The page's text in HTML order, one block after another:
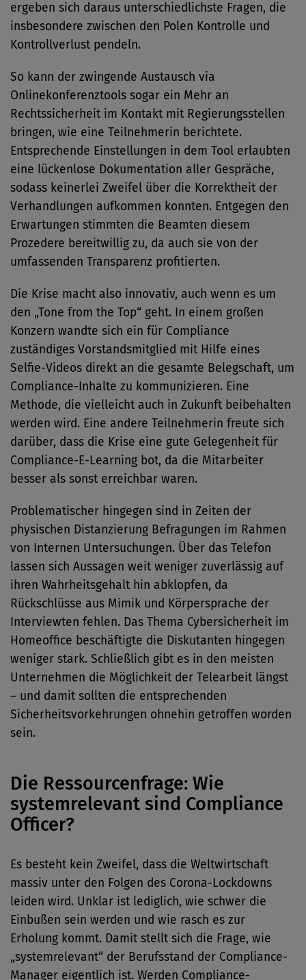
ergeben sich daraus unterschiedlichste Fragen, die
insbesondere zwischen den Polen Kontrolle und
Kontrollverlust pendeln.
So kann der zwingende Austausch via
Onlinekonferenztools sogar ein Mehr an
Rechtssicherheit im Kontakt mit Regierungsstellen
bringen, wie eine Teilnehmerin berichtete.
Entsprechende Einstellungen in dem Tool erlaubten
eine lückenlose Dokumentation aller Gespräche,
sodass keinerlei Zweifel über die Korrektheit der
Verhandlungen aufkommen konnten. Entgegen den
Erwartungen stimmten die Beamten diesem
Prozedere bereitwillig zu, da auch sie von der
umfassenden Transparenz profitierten.
Die Krise macht also innovativ, auch wenn es um
den „Tone from the Top“ geht. In einem großen
Konzern wandte sich ein für Compliance
zuständiges Vorstandsmitglied mit Hilfe eines
Selfie-Videos direkt an die gesamte Belegschaft, um
Compliance-Inhalte zu kommunizieren. Eine
Methode, die vielleicht auch in Zukunft beibehalten
werden wird. Eine andere Teilnehmerin freute sich
darüber, dass die Krise eine gute Gelegenheit für
Compliance-E-Learning bot, da die Mitarbeiter
besser als sonst erreichbar waren.
Problematischer hingegen sind in Zeiten der
physischen Distanzierung Befragungen im Rahmen
von Internen Untersuchungen. Über das Telefon
lassen sich Aussagen weit weniger zuverlässig auf
ihren Wahrheitsgehalt hin abklopfen, da
Rückschlüsse aus Mimik und Körpersprache der
Interviewten fehlen. Das Thema Cybersicherheit im
Homeoffice beschäftigte die Diskutanten hingegen
weniger stark. Schließlich gibt es in den meisten
Unternehmen die Möglichkeit der Telearbeit längst
– und damit sollten die entsprechenden
Sicherheitsvorkehrungen ohnehin getroffen worden
sein.
Die Ressourcenfrage: Wie
systemrelevant sind Compliance
Officer?
Es besteht kein Zweifel, dass die Weltwirtschaft
massiv unter den Folgen des Corona-Lockdowns
leiden wird. Unklar ist lediglich, wie schwer die
Einbußen sein werden und wie rasch es zur
Erholung kommt. Damit stellt sich die Frage, wie
„systemrelevant“ der Berufsstand der Compliance-
Manager eigentlich ist. Werden Compliance-